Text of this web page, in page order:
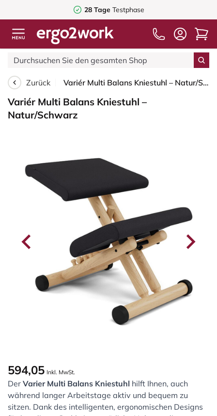
28 Tage Testphase
Zurück Variér Multi Balans Kniestuhl – Natur/Schwarz
Variér Multi Balans Kniestuhl –
Natur/Schwarz
594,05 Inkl. MwSt.
Der Varier Multi Balans Kniestuhl hilft Ihnen, auch
während langer Arbeitstage aktiv und bequem zu
sitzen. Dank des intelligenten, ergonomischen Designs